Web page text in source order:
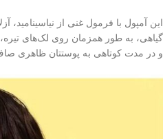
این آمپول با فرمول غنی از نیاسینامید،
گیاهی، به طور همزمان روی لک‌های
و در مدت کوتاهی به پوستتان ظاهری